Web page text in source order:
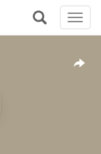
+